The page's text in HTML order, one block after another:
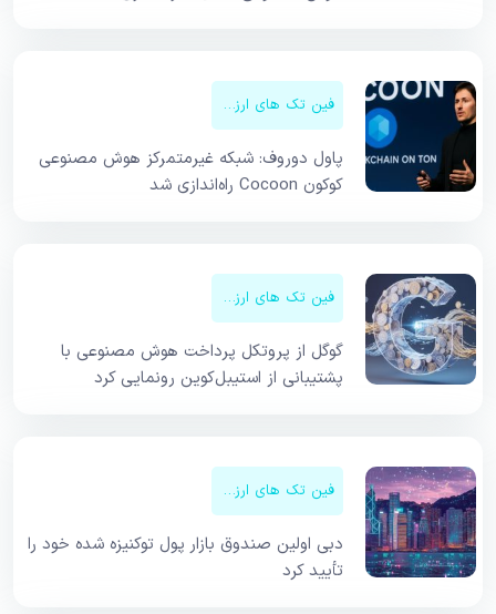
فین تک های ارزهای دیجیتال
پاول دوروف: شبکه غیرمتمرکز هوش مصنوعی
کوکون Cocoon راه‌اندازی شد
فین تک های ارزهای دیجیتال
گوگل از پروتکل پرداخت هوش مصنوعی با
پشتیبانی از استیبل‌کوین رونمایی کرد
فین تک های ارزهای دیجیتال
دبی اولین صندوق بازار پول توکنیزه شده خود را
تأیید کرد